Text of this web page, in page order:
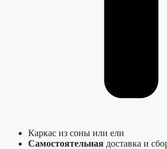
Каркас из соны или ели
Самостоятельная доставка и